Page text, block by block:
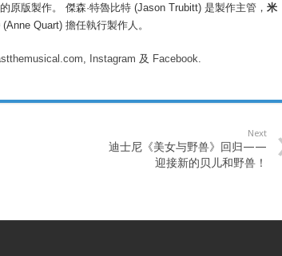
原版製作。 傑森·特魯比特 (Jason Trubitt) 是製作主管， 米
(Anne Quart) 擔任執行製作人。
Instagram 及 Facebook
Next
迪士尼《美女与野兽》回归——
迎接新的贝儿和野兽！